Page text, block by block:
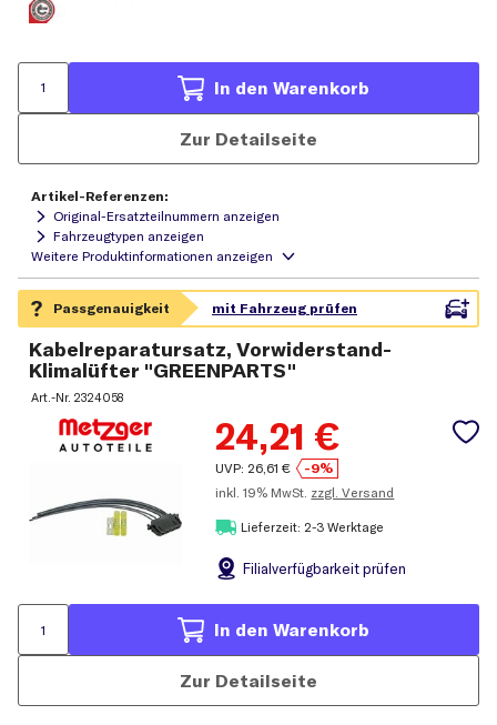
In den Warenkorb
Zur Detailseite
Artikel-Referenzen:
Original-Ersatzteilnummern anzeigen
Fahrzeugtypen anzeigen
Kabelreparatursatz, Vorwiderstand-
Klimalüfter "GREENPARTS"
Art.-Nr.2324058
24,21 €
UVP: 26,61 €
-9%
inkl. 19% MwSt. zzgl. Versand
Lieferzeit: 2-3 Werktage
Filialverfügbarkeit prüfen
In den Warenkorb
Zur Detailseite